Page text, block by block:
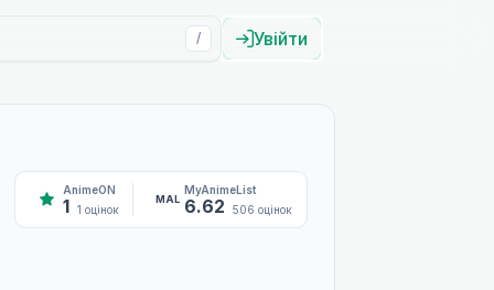
/ Увійти
AnimeON
1 1 оцінок
MAL
MyAnimeList
6.62 506 оцінок